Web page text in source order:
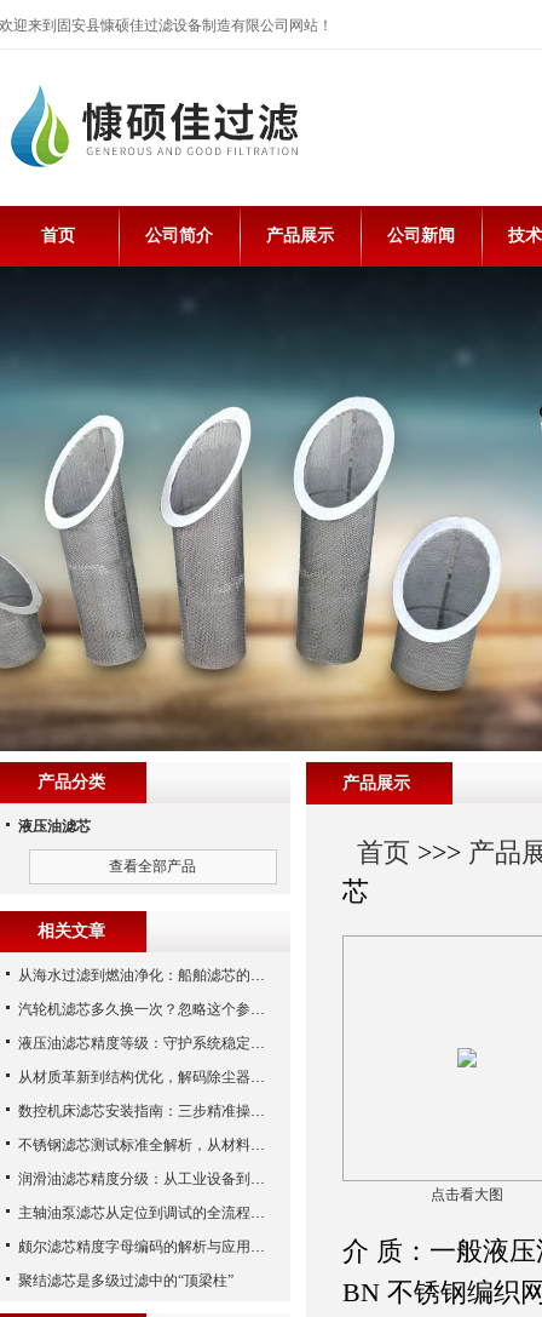
欢迎来到固安县慷硕佳过滤设备制造有限公司网站！
首页 公司简介 产品展示 公司新闻 技
产品展示
首页 >>> 产品
芯
点击看大图
介 质：一般液
BN 不锈钢编织
产品分类
液压油滤芯
查看全部产品
相关文章
从海水过滤到燃油净化：船舶滤芯的多场景应用解析
汽轮机滤芯多久换一次？忽略这个参数，机组非停损失可能上百万！
液压油滤芯精度等级：守护系统稳定与寿命的“微米标尺”
从材质革新到结构优化，解码除尘器滤芯性能跃升的核心逻辑
数控机床滤芯安装指南：三步精准操作，杜绝设备“亚健康”
不锈钢滤芯测试标准全解析，从材料性能到应用场景的严苛验证
润滑油滤芯精度分级：从工业设备到精密系统的过滤密码
主轴油泵滤芯从定位到调试的全流程解析
颇尔滤芯精度字母编码的解析与应用指南
聚结滤芯是多级过滤中的“顶梁柱”